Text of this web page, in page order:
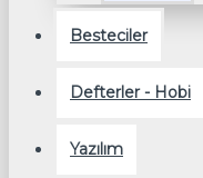
Besteciler
Defterler - Hobi
Yazılım